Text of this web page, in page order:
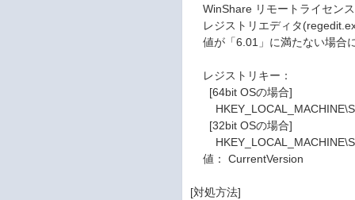
WinShare リモートライセン
レジストリエディタ
値が「6.01」に満たない場合
レジストリキー：
[64bit OSの場合]
[32bit OSの場合]
値： CurrentVersion
[対処方法]